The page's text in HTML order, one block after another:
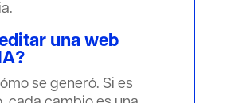
una web
se generó. Si es